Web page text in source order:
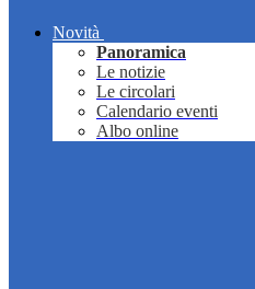
Novità
Panoramica
Le notizie
Le circolari
Calendario eventi
Albo online